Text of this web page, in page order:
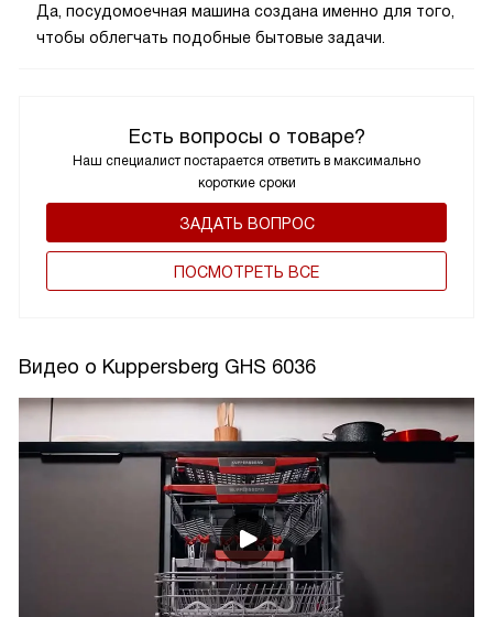
Есть вопросы о товаре?
Наш специалист постарается ответить в максимально
короткие сроки
ЗАДАТЬ ВОПРОС
ПОCМОТРЕТЬ ВСЕ
Да, посудомоечная машина создана именно для того,
чтобы облегчать подобные бытовые задачи.
Видео о Kuppersberg GHS 6036